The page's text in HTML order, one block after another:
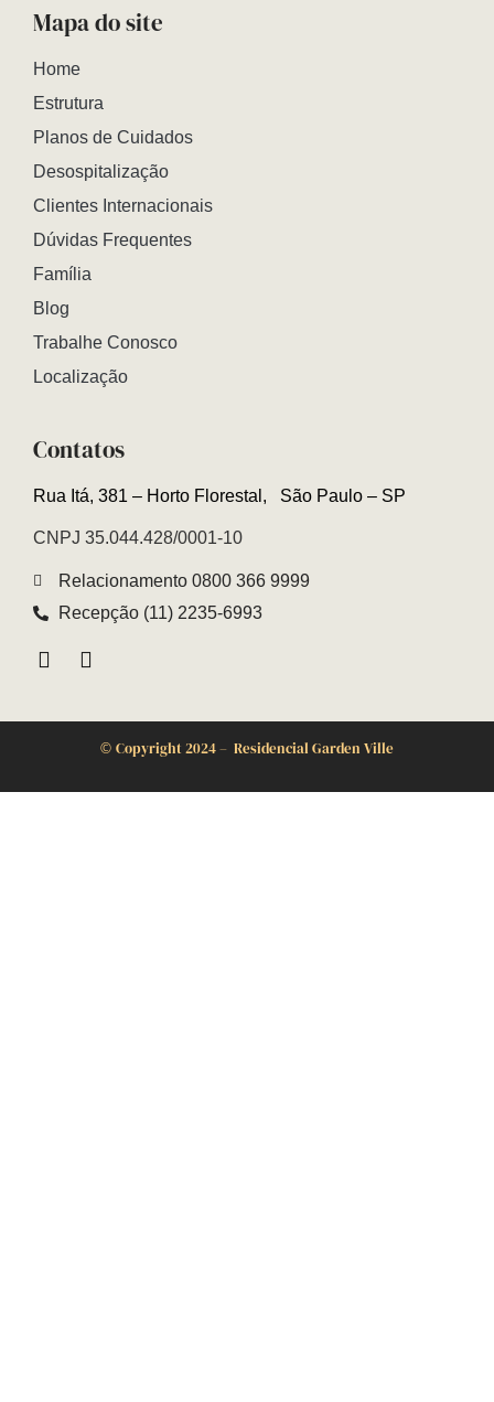
Mapa do site
Home
Estrutura
Planos de Cuidados
Desospitalização
Clientes Internacionais
Dúvidas Frequentes
Família
Blog
Trabalhe Conosco
Localização
Contatos
Rua Itá, 381 – Horto Florestal, São Paulo – SP
CNPJ 35.044.428/0001-10
Relacionamento 0800 366 9999
Recepção (11) 2235-6993
© Copyright 2024 – Residencial Garden Ville